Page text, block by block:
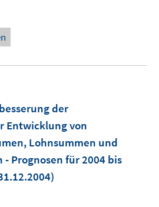
der
Entwicklung von
Lohnsummen und
Prognosen für 2004 bis